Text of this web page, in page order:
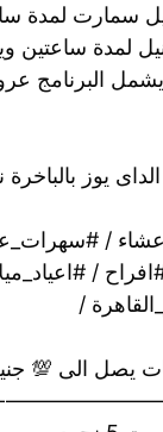
سمارت لمدة
لمدة ساعتين
البرنامج
يوز
/
/
/
يصل الى 💯